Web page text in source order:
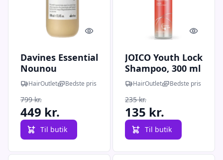
Quick look
Davines Essential
Nounou
Shampoo, 1000
ml
HairOutlet Bedste pris
799 kr.
449 kr.
Til butik
Quick
JOICO Youth Lock
Shampoo, 300 ml
HairOutlet Bedste pris
235 kr.
135 kr.
Til butik